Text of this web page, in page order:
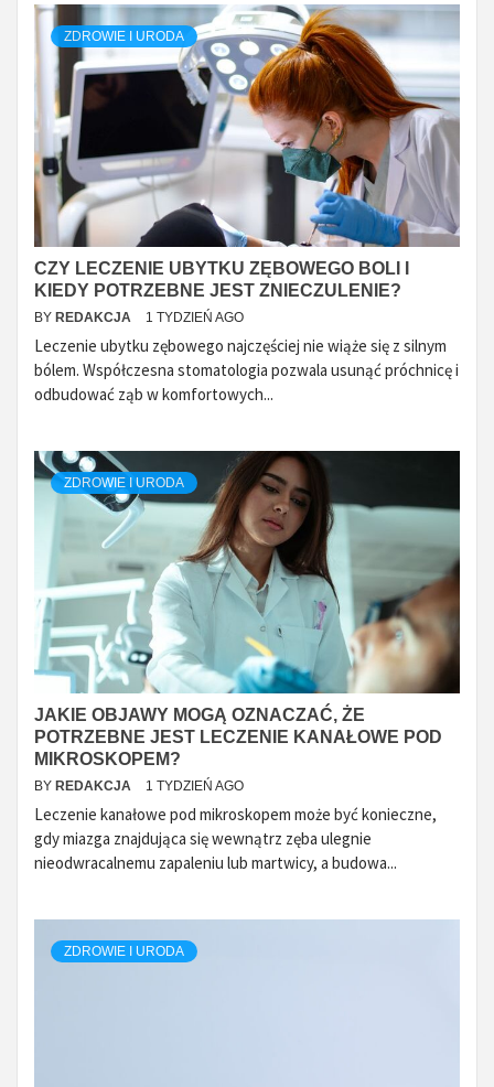
ZDROWIE I URODA
CZY LECZENIE UBYTKU ZĘBOWEGO BOLI I
KIEDY POTRZEBNE JEST ZNIECZULENIE?
BY REDAKCJA 1 TYDZIEŃ AGO
Leczenie ubytku zębowego najczęściej nie wiąże się z silnym
bólem. Współczesna stomatologia pozwala usunąć próchnicę i
odbudować ząb w komfortowych...
ZDROWIE I URODA
JAKIE OBJAWY MOGĄ OZNACZAĆ, ŻE
POTRZEBNE JEST LECZENIE KANAŁOWE POD
MIKROSKOPEM?
BY REDAKCJA 1 TYDZIEŃ AGO
Leczenie kanałowe pod mikroskopem może być konieczne,
gdy miazga znajdująca się wewnątrz zęba ulegnie
nieodwracalnemu zapaleniu lub martwicy, a budowa...
ZDROWIE I URODA